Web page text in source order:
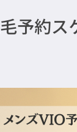
予約ス